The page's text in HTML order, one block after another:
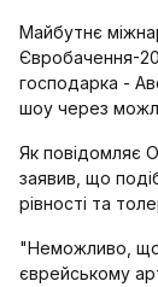
Майбутнє
Євробачення-
господарка -
шоу через
Як повідомляє
заявив, що
рівності та
"Неможливо,
єврейському